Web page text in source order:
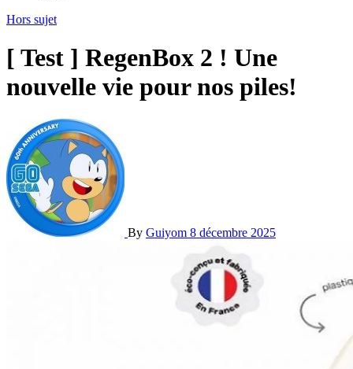
Hors sujet
[ Test ] RegenBox 2 ! Une
nouvelle vie pour nos piles!
By Guiyom 8 décembre 2025